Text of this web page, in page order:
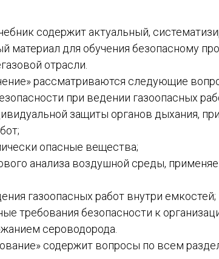
содержит актуальный,
материал для обучения безопасному
отрасли.
рассматриваются следующие
при ведении газоопасных
защиты органов дыхания,
опасные вещества;
анализа воздушной среды,
газоопасных работ внутри емкостей;
требования безопасности к
сероводорода.
содержит вопросы по всем